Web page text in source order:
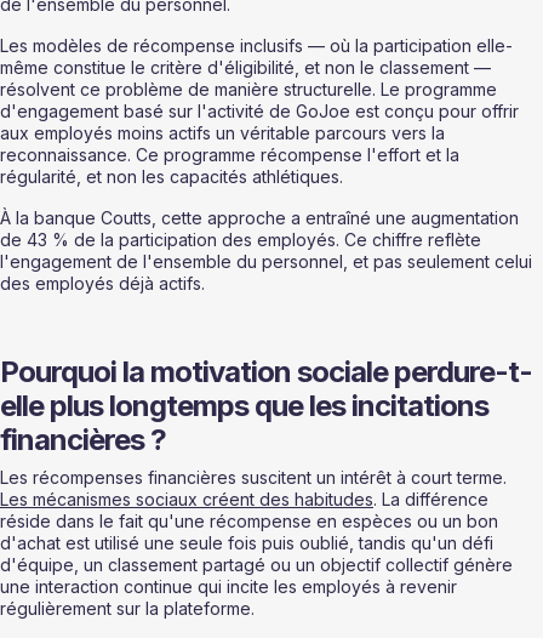
de l'ensemble du personnel.
Les modèles de récompense inclusifs — où la participation elle-
même constitue le critère d'éligibilité, et non le classement —
résolvent ce problème de manière structurelle. Le programme
d'engagement basé sur l'activité de GoJoe est conçu pour offrir
aux employés moins actifs un véritable parcours vers la
reconnaissance. Ce programme récompense l'effort et la
régularité, et non les capacités athlétiques.
À la banque Coutts, cette approche a entraîné une augmentation
de 43 % de la participation des employés. Ce chiffre reflète
l'engagement de l'ensemble du personnel, et pas seulement celui
des employés déjà actifs.
Pourquoi la motivation sociale perdure-t-
elle plus longtemps que les incitations
financières ?
Les récompenses financières suscitent un intérêt à court terme.
Les mécanismes sociaux créent des habitudes. La différence
réside dans le fait qu'une récompense en espèces ou un bon
d'achat est utilisé une seule fois puis oublié, tandis qu'un défi
d'équipe, un classement partagé ou un objectif collectif génère
une interaction continue qui incite les employés à revenir
régulièrement sur la plateforme.